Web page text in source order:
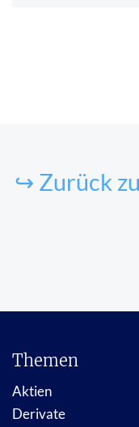
↪ Zurück
Themen
Aktien
Derivate